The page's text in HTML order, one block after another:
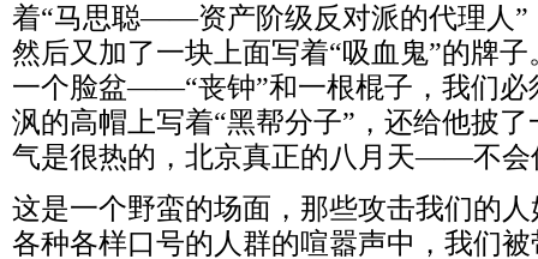
着“马思聪——资产阶级反对派的代理人”
然后又加了一块上面写着“吸血鬼”的牌
一个脸盆——“丧钟”和一根棍子，我们必
沨的高帽上写着“黑帮分子”，还给他披
气是很热的，北京真正的八月天——不会
这是一个野蛮的场面，那些攻击我们的
各种各样口号的人群的喧嚣声中，我们